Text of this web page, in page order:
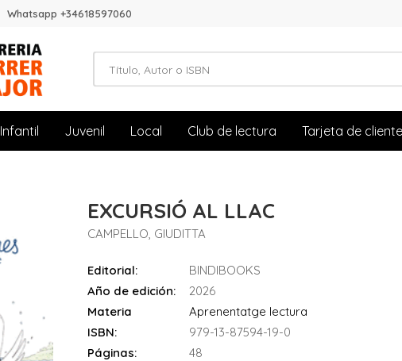
Whatsapp +34618597060
Infantil Juvenil Local Club de lectura Tarjeta de cliente
EXCURSIÓ AL LLAC
CAMPELLO, GIUDITTA
Editorial:
BINDIBOOKS
Año de edición:
2026
Materia
Aprenentatge lectura
ISBN:
979-13-87594-19-0
Páginas:
48